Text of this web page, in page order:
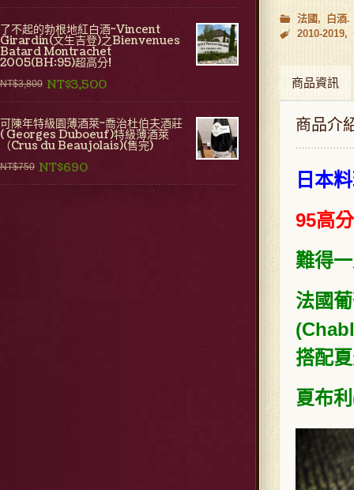
了不起的勃根地紅白酒~Vincent
Girardin(文生吉登)之Bienvenues
Batard Montrachet
2005(BH:95)超高分!
NT$3,800 NT$3,500
可陳年特級園薄酒萊~喬治杜伯夫酒莊
( Georges Duboeuf)特級薄酒萊
（Crus du Beaujolais)(售完)
NT$750 NT$690
法國
白酒
2010-2019
商品資訊
商品介
日本
95高
難得
法國
搭配
夏布